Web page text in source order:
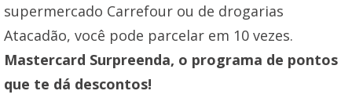
supermercado Carrefour ou de drogarias
Atacadão, você pode parcelar em 10 vezes.
Mastercard Surpreenda, o programa de pontos
que te dá descontos!